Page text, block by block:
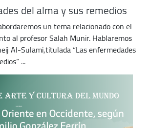
del alma y sus remedios
un tema relacionado con el
al profesor Salah Munir. Hablaremos
Al-Sulami,titulada “Las enfermedades
...